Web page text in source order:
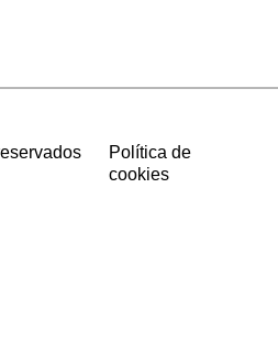
Política de
cookies